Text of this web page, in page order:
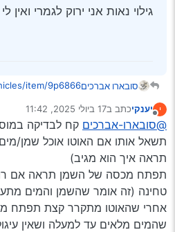
גילוי נאות אני ירוק לגמרי ואין
סובארו אברכיםitem/9p6866
pagination=1
מלמעלה, נראה טוב?
יש מה לבדוק?
על מה לשים דגש?
מה לשאול מראש?
על מה לוותר ומה
תודה רבה מראש
גילוי נאות אני ירוק
י יענקיכתב ב17 ביולי 2025, 11:42
נערך לאחרונה על ידי
@סובארו-אברכים קח לבדיקה
תשאל אותו אם האוטו אוכל שמן/
תראה איך הוא מגיב)
תפתח מכסה של השמן תראה אם
טחינה (זה אומר שהשמן והמים
אחרי שהאוטו מתקרר קצת תפתח
שהמים מלאים עד למעלה ושאין